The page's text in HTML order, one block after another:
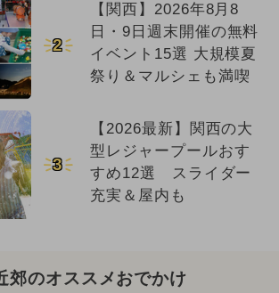
2
【関西】2026年8月8
日・9日週末開催の無料
イベント15選 大規模夏
祭り＆マルシェも満喫
3
【2026最新】関西の大
型レジャープールおす
すめ12選 スライダー
充実＆屋内も
郊のオススメおでかけ